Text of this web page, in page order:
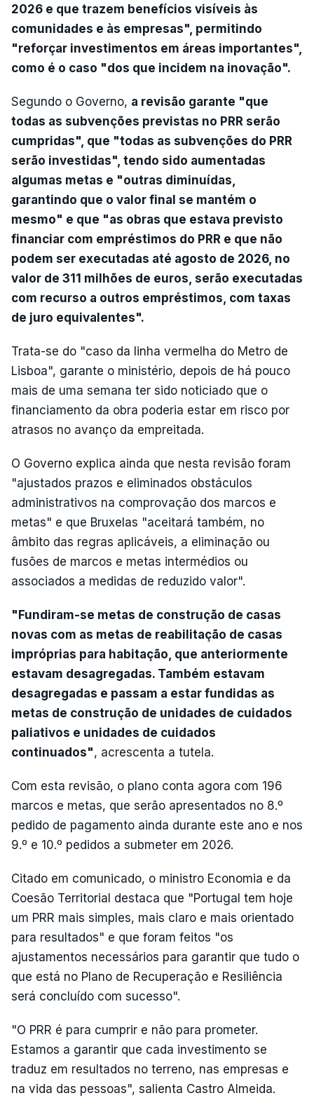
2026 e que trazem benefícios visíveis às
comunidades e às empresas", permitindo
"reforçar investimentos em áreas importantes",
como é o caso "dos que incidem na inovação".
Segundo o Governo, a revisão garante "que
todas as subvenções previstas no PRR serão
cumpridas", que "todas as subvenções do PRR
serão investidas", tendo sido aumentadas
algumas metas e "outras diminuídas,
garantindo que o valor final se mantém o
mesmo" e que "as obras que estava previsto
financiar com empréstimos do PRR e que não
podem ser executadas até agosto de 2026, no
valor de 311 milhões de euros, serão executadas
com recurso a outros empréstimos, com taxas
de juro equivalentes".
Trata-se do "caso da linha vermelha do Metro de
Lisboa", garante o ministério, depois de há pouco
mais de uma semana ter sido noticiado que o
financiamento da obra poderia estar em risco por
atrasos no avanço da empreitada.
O Governo explica ainda que nesta revisão foram
"ajustados prazos e eliminados obstáculos
administrativos na comprovação dos marcos e
metas" e que Bruxelas "aceitará também, no
âmbito das regras aplicáveis, a eliminação ou
fusões de marcos e metas intermédios ou
associados a medidas de reduzido valor".
"Fundiram-se metas de construção de casas
novas com as metas de reabilitação de casas
impróprias para habitação, que anteriormente
estavam desagregadas. Também estavam
desagregadas e passam a estar fundidas as
metas de construção de unidades de cuidados
paliativos e unidades de cuidados
continuados", acrescenta a tutela.
Com esta revisão, o plano conta agora com 196
marcos e metas, que serão apresentados no 8.º
pedido de pagamento ainda durante este ano e nos
9.º e 10.º pedidos a submeter em 2026.
Citado em comunicado, o ministro Economia e da
Coesão Territorial destaca que "Portugal tem hoje
um PRR mais simples, mais claro e mais orientado
para resultados" e que foram feitos "os
ajustamentos necessários para garantir que tudo o
que está no Plano de Recuperação e Resiliência
será concluído com sucesso".
"O PRR é para cumprir e não para prometer.
Estamos a garantir que cada investimento se
traduz em resultados no terreno, nas empresas e
na vida das pessoas", salienta Castro Almeida.